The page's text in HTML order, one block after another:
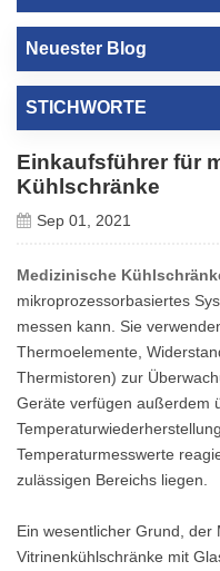
Neuester Blog
STICHWORTE
Einkaufsführer für
Kühlschränke
Sep 01, 2021
Medizinische
mikroprozessorbasiertes
messen kann. Sie
Thermoelemente,
Thermistoren) zur
Geräte verfügen außerdem
Temperaturmesswerte
zulässigen Bereichs liegen.
Ein wesentlicher Grund,
Vitrinenkühlschränke mit